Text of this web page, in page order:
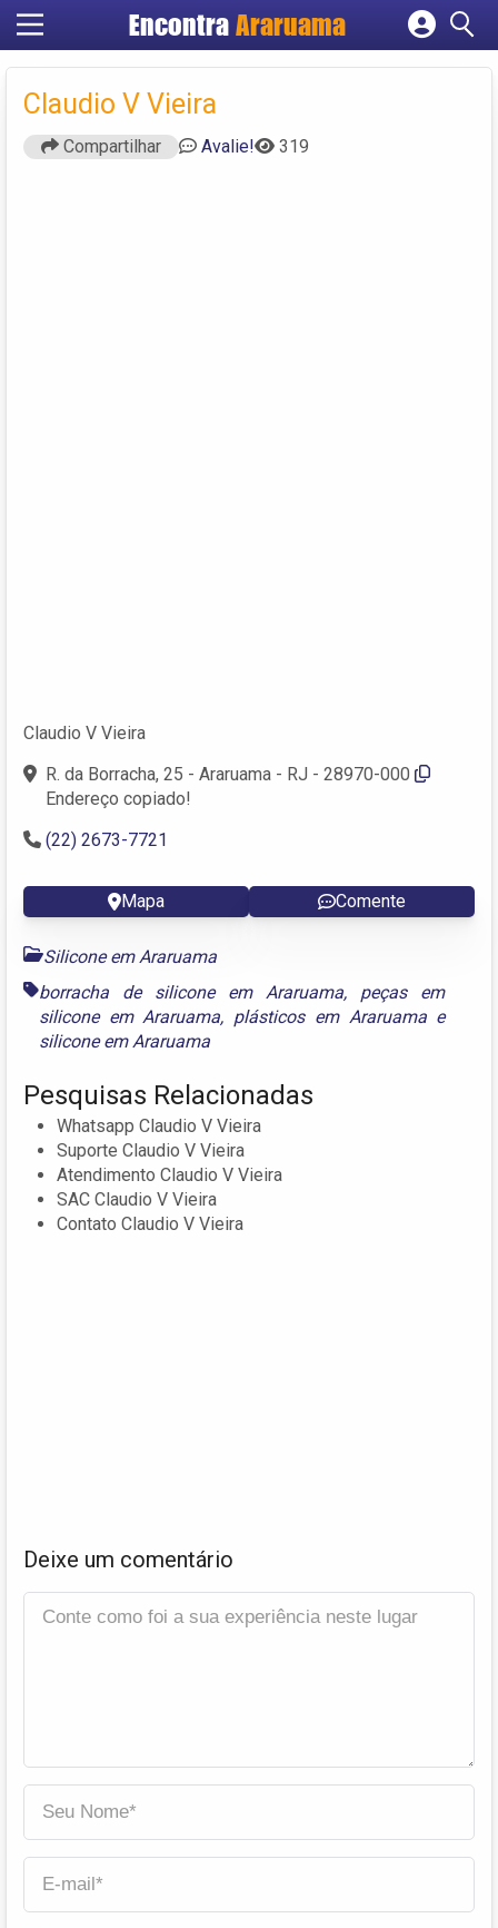
EncontraAraruama
Cadastrar empresa
Claudio V Vieira
Compartilhar Avalie! 319
Claudio V Vieira
R. da Borracha, 25 - Araruama - RJ - 28970-000
Endereço copiado!
(22) 2673-7721
Mapa Comente
Silicone em Araruama
borracha de silicone em Araruama, peças em
silicone em Araruama, plásticos em Araruamae
silicone em Araruama
Pesquisas Relacionadas
Whatsapp Claudio V Vieira
Suporte Claudio V Vieira
Atendimento Claudio V Vieira
SAC Claudio V Vieira
Contato Claudio V Vieira
Deixe um comentário